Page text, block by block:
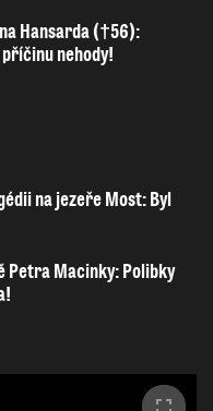
Hansarda (†56):
nehody!
na jezeře Most: Byl
Petra Macinky: Polibky